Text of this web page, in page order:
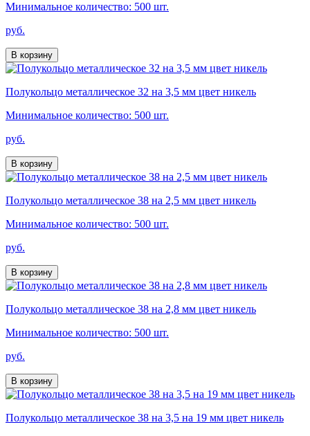
Минимальное количество: 500 шт.
руб.
В корзину
Полукольцо металлическое 32 на 3,5 мм цвет никель
Минимальное количество: 500 шт.
руб.
В корзину
Полукольцо металлическое 38 на 2,5 мм цвет никель
Минимальное количество: 500 шт.
руб.
В корзину
Полукольцо металлическое 38 на 2,8 мм цвет никель
Минимальное количество: 500 шт.
руб.
В корзину
Полукольцо металлическое 38 на 3,5 на 19 мм цвет никель